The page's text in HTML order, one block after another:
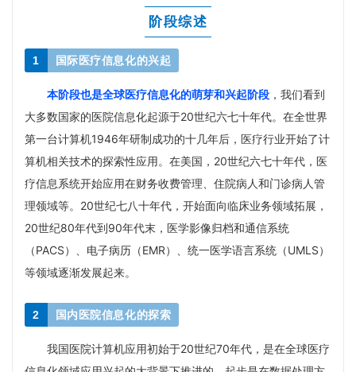
阶段综述
1 国际医疗信息化的兴起
本阶段也是全球医疗信息化的萌芽和兴起阶段 ，我们看到
大多数国家的医院信息化起源于20世纪六七十年代。在全世界
第一台计算机1946年研制成功的十几年后，医疗行业开始了计
算机相关技术的探索性应用。在美国，20世纪六七十年代，医
疗信息系统开始应用在财务收费管理、住院病人和门诊病人管
理领域等。20世纪七八十年代，开始面向临床业务领域拓展，
20世纪80年代到90年代末，医学影像归档和通信系统
（PACS）、电子病历（EMR）、统一医学语言系统（UMLS）
等领域逐渐发展起来。
2 国内医院信息化的探索
我国医院计算机应用初始于20世纪70年代，是在全球医疗